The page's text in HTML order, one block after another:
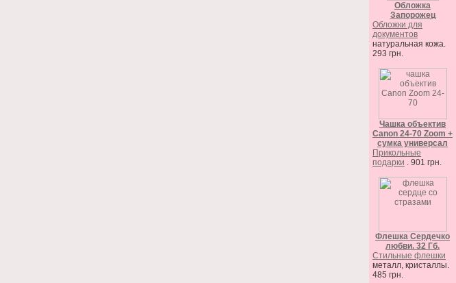
Обложка
Запорожец
Обложки для
документов
натуральная кожа.
293 грн.
Чашка объектив
Canon 24-70 Zoom +
сумка универсал
Прикольные
подарки . 901 грн.
Флешка Сердечко
любви. 32 Гб.
Стильные флешки
металл, кристаллы.
485 грн.